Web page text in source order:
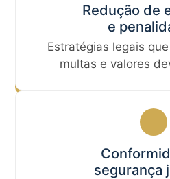
Redução de
e
Estratégias legais
multas e valores
segurança